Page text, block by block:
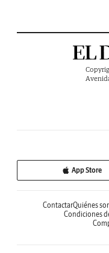
App Store
ContactarQuiénes
Condiciones